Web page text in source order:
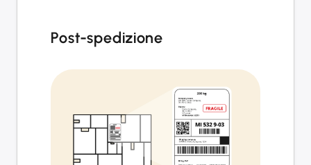
Post-spedizione